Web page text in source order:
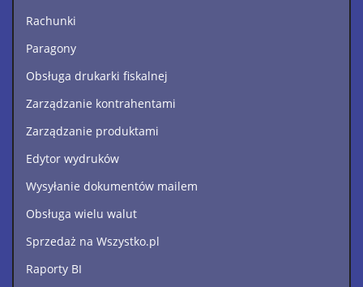
Rachunki
Paragony
Obsługa drukarki fiskalnej
Zarządzanie kontrahentami
Zarządzanie produktami
Edytor wydruków
Wysyłanie dokumentów mailem
Obsługa wielu walut
Sprzedaż na Wszystko.pl
Raporty BI